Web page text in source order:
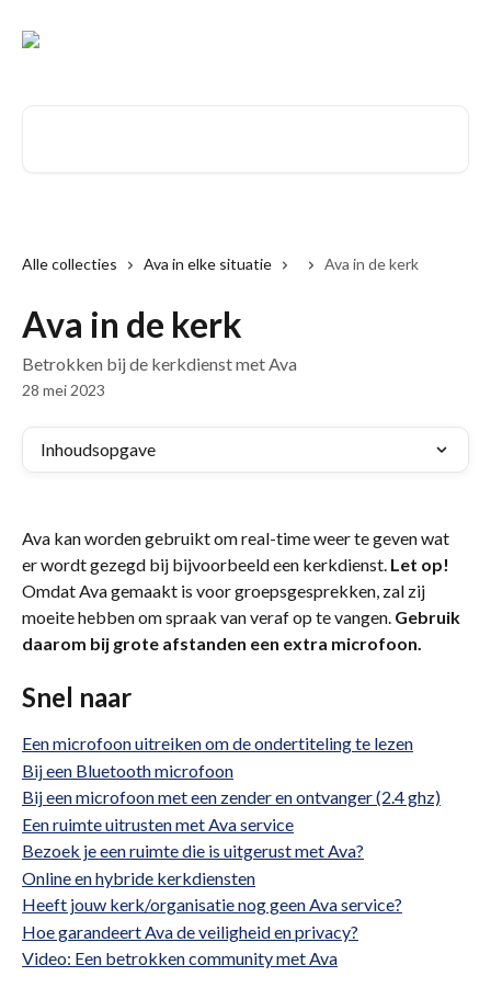
Alle collecties Ava in elke situatie Ava in de kerk
Ava in de kerk
Betrokken bij de kerkdienst met Ava
28 mei 2023
Inhoudsopgave
Ava kan worden gebruikt om real-time weer te geven wat
er wordt gezegd bij bijvoorbeeld een kerkdienst. Let op!
Omdat Ava gemaakt is voor groepsgesprekken, zal zij
moeite hebben om spraak van veraf op te vangen. Gebruik
daarom bij grote afstanden een extra microfoon.
Snel naar
Een microfoon uitreiken om de ondertiteling te lezen
Bij een Bluetooth microfoon
Bij een microfoon met een zender en ontvanger (2.4 ghz)
Een ruimte uitrusten met Ava service
Bezoek je een ruimte die is uitgerust met Ava?
Online en hybride kerkdiensten
Heeft jouw kerk/organisatie nog geen Ava service?
Hoe garandeert Ava de veiligheid en privacy?
Video: Een betrokken community met Ava